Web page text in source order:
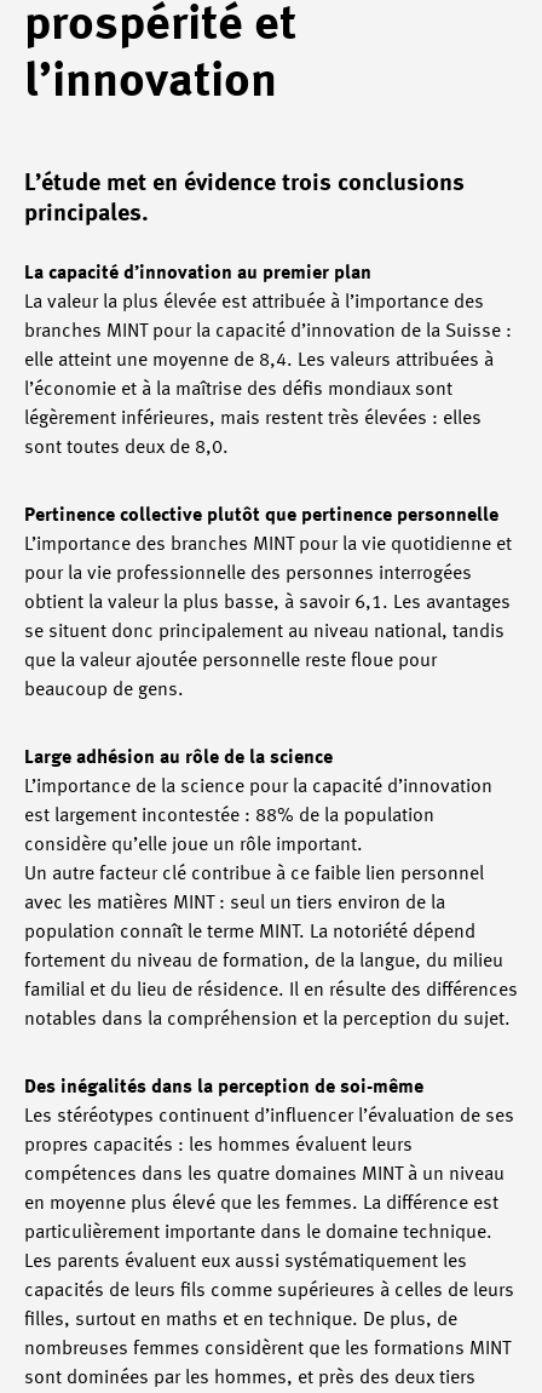
prospérité et
l’innovation
L’étude met en évidence trois conclusions
principales.
La capacité d’innovation au premier plan
La valeur la plus élevée est attribuée à l’importance des
branches MINT pour la capacité d’innovation de la Suisse :
elle atteint une moyenne de 8,4. Les valeurs attribuées à
l’économie et à la maîtrise des défis mondiaux sont
légèrement inférieures, mais restent très élevées : elles
sont toutes deux de 8,0.
Pertinence collective plutôt que pertinence personnelle
L’importance des branches MINT pour la vie quotidienne et
pour la vie professionnelle des personnes interrogées
obtient la valeur la plus basse, à savoir 6,1. Les avantages
se situent donc principalement au niveau national, tandis
que la valeur ajoutée personnelle reste floue pour
beaucoup de gens.
Large adhésion au rôle de la science
L’importance de la science pour la capacité d’innovation
est largement incontestée : 88% de la population
considère qu’elle joue un rôle important.
Un autre facteur clé contribue à ce faible lien personnel
avec les matières MINT : seul un tiers environ de la
population connaît le terme MINT. La notoriété dépend
fortement du niveau de formation, de la langue, du milieu
familial et du lieu de résidence. Il en résulte des différences
notables dans la compréhension et la perception du sujet.
Des inégalités dans la perception de soi-même
Les stéréotypes continuent d’influencer l’évaluation de ses
propres capacités : les hommes évaluent leurs
compétences dans les quatre domaines MINT à un niveau
en moyenne plus élevé que les femmes. La différence est
particulièrement importante dans le domaine technique.
Les parents évaluent eux aussi systématiquement les
capacités de leurs fils comme supérieures à celles de leurs
filles, surtout en maths et en technique. De plus, de
nombreuses femmes considèrent que les formations MINT
sont dominées par les hommes, et près des deux tiers